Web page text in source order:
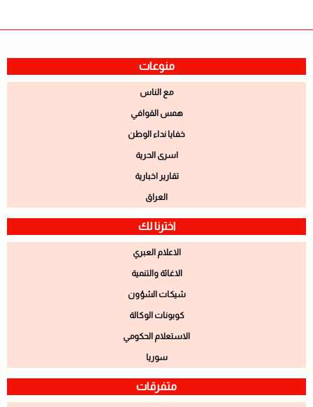
منوعات
مع الناس
همس القوافي
خفايا نداء الوطن
اسرى الحرية
تقارير اخبارية
العراق
اخترنا لك
الاعلام العبري
الاغاثة والتنمية
شيكات الشؤون
كوبونات الوكالة
الاستعلام الحكومي
سوريا
متفرقات